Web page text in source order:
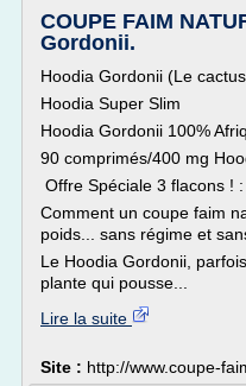
COUPE FAIM
Gordonii.
Hoodia Gordonii (Le
Hoodia Super Slim
Hoodia Gordonii 100%
90 comprimés/400 mg
Offre Spéciale 3 flacons ! :
Comment un coupe faim
poids... sans régime et
Le Hoodia Gordonii,
plante qui pousse...
Lire la suite
Site : http://www.coupe-